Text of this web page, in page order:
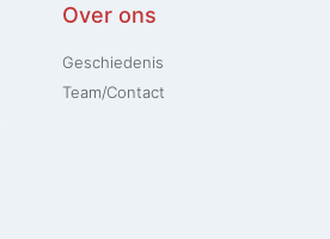
Over ons
Geschiedenis
Team/Contact